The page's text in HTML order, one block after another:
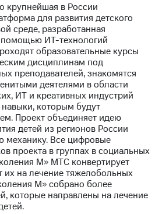
крупнейшая в России
для развития детского
среде, разработанная
помощью ИТ-технологий
образовательные курсы
дисциплинам под
преподавателей, знакомятся
деятелями в области
ИТ и креативных индустрий
которым будут
Проект объединяет идею
детей из регионов России
механику. Все цифровые
проекта в группах в социальных
М» МТС конвертирует
их на лечение тяжелобольных
М» собрано более
которые направлены на лечение